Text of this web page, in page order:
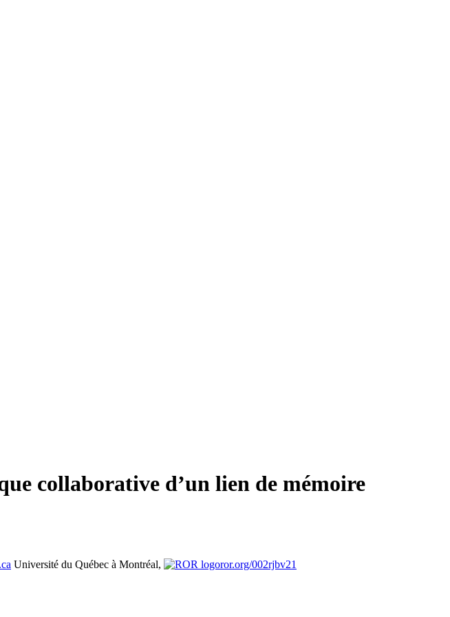
collaborative d’un lien de mémoire
Université du Québec à Montréal, ror.org/002rjbv21